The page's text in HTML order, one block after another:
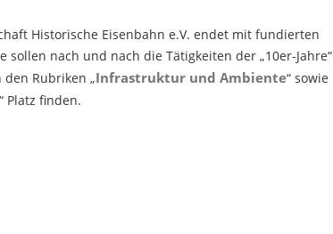
Historische Eisenbahn e.V. endet mit fundierten
sollen nach und nach die Tätigkeiten der „10er-
Rubriken „Infrastruktur und Ambiente“ sowie
“ Platz finden.